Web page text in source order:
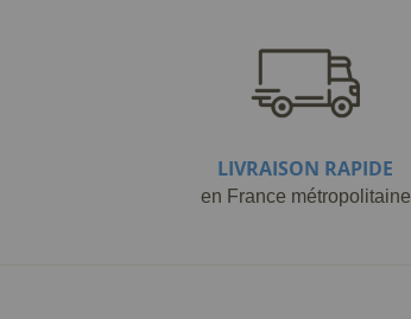
LIVRAISON RAPIDE
en France métropolitaine